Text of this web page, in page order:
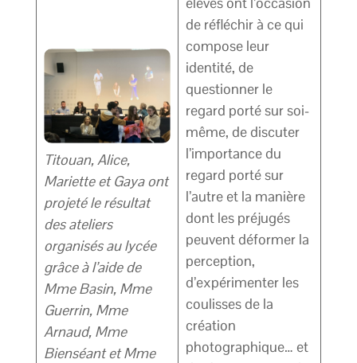
Titouan, Alice,
Mariette et Gaya ont
projeté le résultat
des ateliers
organisés au lycée
grâce à l’aide de
Mme Basin, Mme
Guerrin, Mme
Arnaud, Mme
Bienséant et Mme
de réfléchir à ce qui
compose leur
identité, de
questionner le
regard porté sur soi-
même, de discuter
l’importance du
regard porté sur
l’autre et la manière
dont les préjugés
peuvent déformer la
perception,
d’expérimenter les
coulisses de la
création
photographique… et